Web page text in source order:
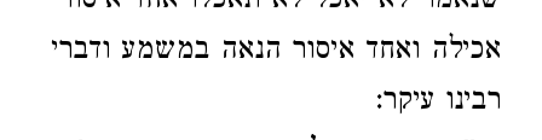
אכילה ואחד איסור הנאה במשמע ודברי
רבינו עיקר: